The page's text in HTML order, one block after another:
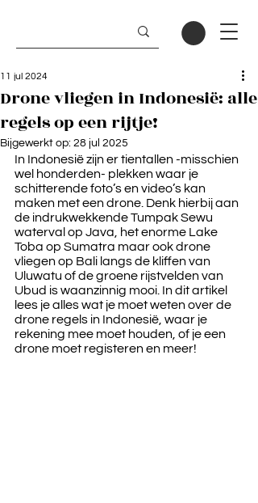
Drone vliegen in Indonesië: alle
regels op een rijtje!
11 jul 2024
Bijgewerkt op: 28 jul 2025
In Indonesië zijn er tientallen -misschien
wel honderden- plekken waar je
schitterende foto’s en video’s kan
maken met een drone. Denk hierbij aan
de indrukwekkende Tumpak Sewu
waterval op Java, het enorme Lake
Toba op Sumatra maar ook drone
vliegen op Bali langs de kliffen van
Uluwatu of de groene rijstvelden van
Ubud is waanzinnig mooi. In dit artikel
lees je alles wat je moet weten over de
drone regels in Indonesië, waar je
rekening mee moet houden, of je een
drone moet registeren en meer!